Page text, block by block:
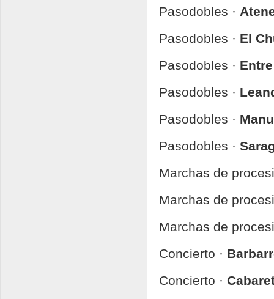
Pasodobles ·
Pasodobles · El
Pasodobles ·
Pasodobles ·
Pasodobles ·
Pasodobles ·
Marchas de
Marchas de
Marchas de
Concierto ·
Concierto ·